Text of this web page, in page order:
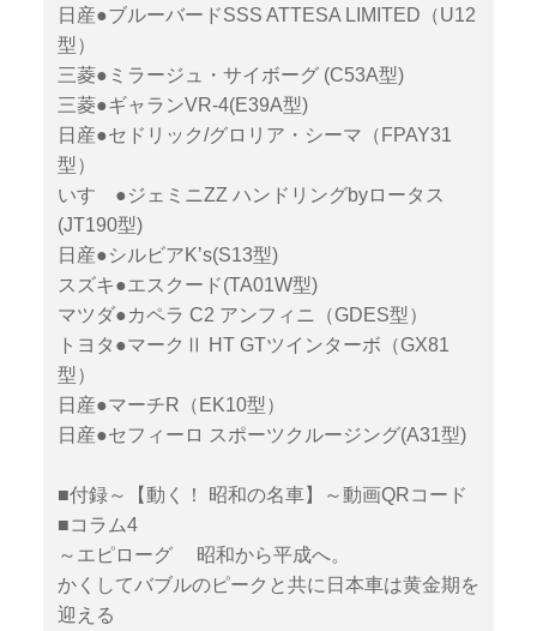
日産●ブルーバードSSS ATTESA LIMITED（U12
型）
三菱●ミラージュ・サイボーグ (C53A型)
三菱●ギャランVR-4(E39A型)
日産●セドリック/グロリア・シーマ（FPAY31
型）
いすゞ●ジェミニZZ ハンドリングbyロータス
(JT190型)
日産●シルビアKʼs(S13型)
スズキ●エスクード(TA01W型)
マツダ●カペラ C2 アンフィニ（GDES型）
トヨタ●マークⅡ HT GTツインターボ（GX81
型）
日産●マーチR（EK10型）
日産●セフィーロ スポーツクルージング(A31型)
■付録～【動く！ 昭和の名車】～動画QRコード
■コラム4
～エピローグ 昭和から平成へ。
かくしてバブルのピークと共に日本車は黄金期を
迎える